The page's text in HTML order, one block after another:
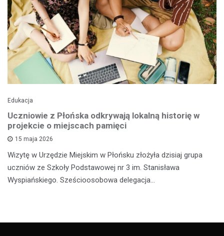
Edukacja
Uczniowie z Płońska odkrywają lokalną historię w
projekcie o miejscach pamięci
15 maja 2026
Wizytę w Urzędzie Miejskim w Płońsku złożyła dzisiaj grupa
uczniów ze Szkoły Podstawowej nr 3 im. Stanisława
Wyspiańskiego. Sześcioosobowa delegacja…